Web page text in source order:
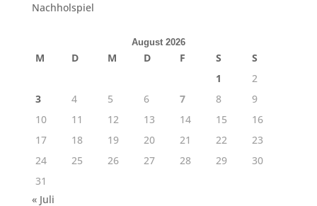
Nachholspiel
August 2026
M D M D F S
S
1
2
3
4 5 6 7 8
9
10
11 12 13 14 15
16
17
18 19 20 21 22
23
24
25 26 27 28 29
30
31
« Juli